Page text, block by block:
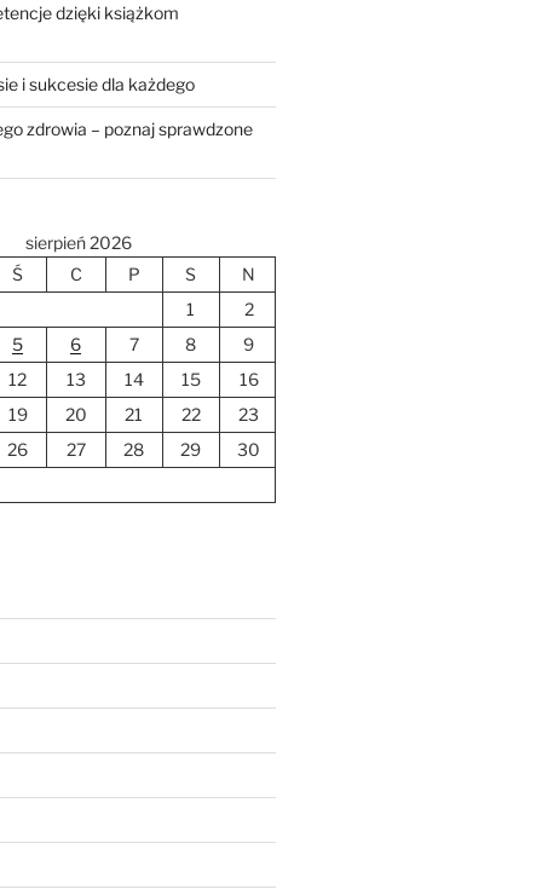
dzięki książkom
i sukcesie dla każdego
zdrowia – poznaj sprawdzone
sierpień 2026
Ś
C P S
N
1
2
5
6 7 8
9
12
13 14 15
16
19
20 21 22
23
26
27 28 29 30